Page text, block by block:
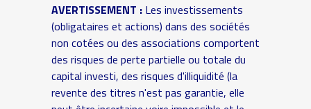
AVERTISSEMENT :Les investissements
(obligataires et actions) dans des sociétés
non cotées ou des associations comportent
des risques de perte partielle ou totale du
capital investi, des risques d'illiquidité (la
revente des titres n'est pas garantie, elle